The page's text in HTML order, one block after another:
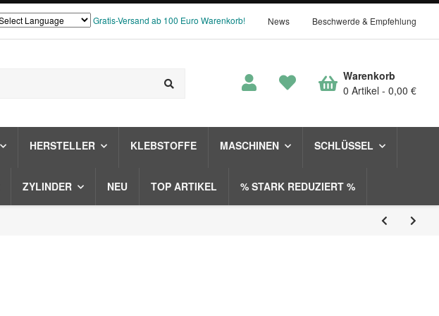
Gratis-Versand ab 100 Euro Warenkorb! News Beschwerde & Empfehlung
HERSTELLER KLEBSTOFFE MASCHINEN SCHLÜSSEL
ZYLINDER NEU TOP ARTIKEL % STARK REDUZIERT %
Warenkorb
0 Artikel
0,00 €